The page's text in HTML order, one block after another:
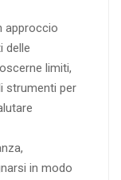
approccio
delle
limiti,
strumenti per
in modo